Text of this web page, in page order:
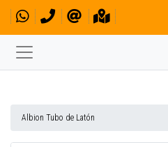
Albion Tubo de Latón